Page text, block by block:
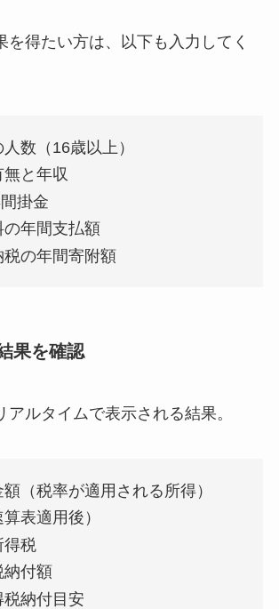
を得たい方は、以下も入力してく
数（16歳以上）
と年収
掛金
年間支払額
の年間寄附額
果を確認
アルタイムで表示される結果。
（税率が適用される所得）
表適用後）
得税
納付額
税納付目安